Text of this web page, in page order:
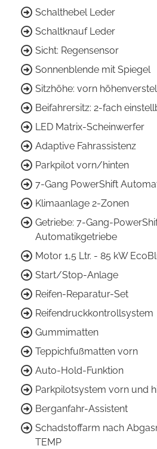
Schalthebel Leder
Schaltknauf Leder
Sicht: Regensensor
Sonnenblende mit Spiegel
Sitzhöhe: vorn
Beifahrersitz: 2-fach
LED Matrix-Scheinwerfer
Adaptive Fahrassistenz
Parkpilot vorn/hinten
7-Gang PowerShift
Klimaanlage 2-Zonen
Getriebe: 7-Gang-
Automatikgetriebe
Motor 1,5 Ltr. - 85 kW
Start/Stop-Anlage
Reifen-Reparatur-Set
Reifendruckkontrollsystem
Gummimatten
Teppichfußmatten vorn
Auto-Hold-Funktion
Parkpilotsystem vorn und
Berganfahr-Assistent
Schadstoffarm nach
TEMP